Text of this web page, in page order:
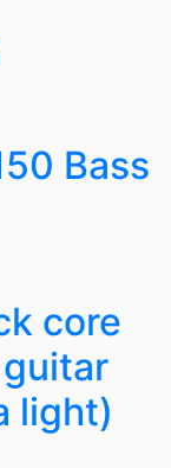
Bass
core
light)